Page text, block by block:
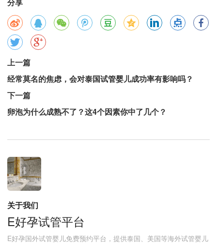
分享
上一篇
经常莫名的焦虑，会对泰国试管婴儿成功率有影响吗？
下一篇
卵泡为什么成熟不了？这4个因素你中了几个？
关于我们
E好孕试管平台
E好孕国外试管婴儿免费预约平台，提供泰国、美国等海外试管婴儿